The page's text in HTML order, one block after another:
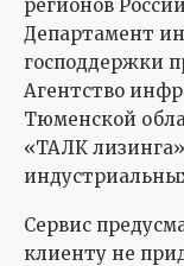
регионов
Департамент
господдержки
Агентство
Тюменской
«ТАЛК
Сервис
клиенту не